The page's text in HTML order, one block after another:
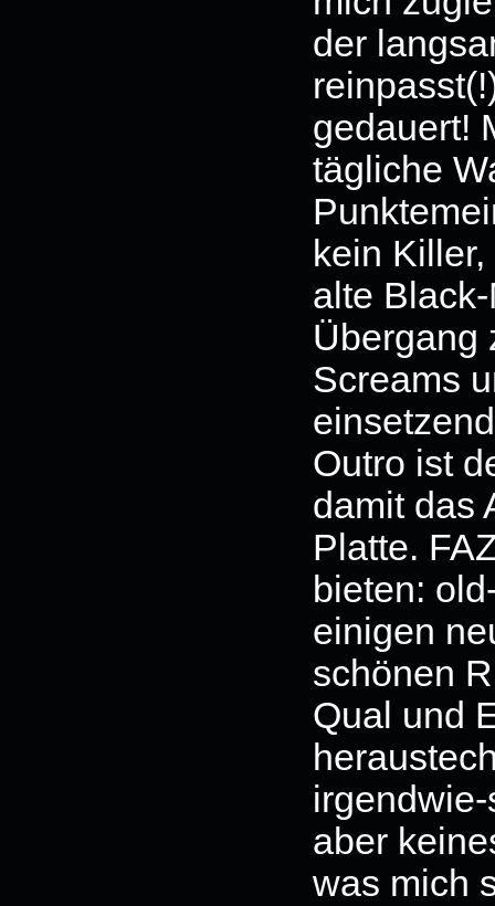
der
gedauert!
tägliche
kein
alte
Übergang
Screams
Outro ist
damit das
Platte.
bieten:
einigen
schönen
Qual und
aber
was mich